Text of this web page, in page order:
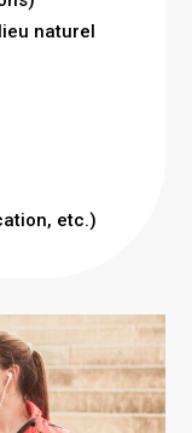
naturel
etc.)